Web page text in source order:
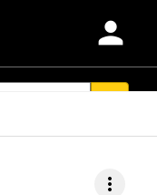
person
more_vert